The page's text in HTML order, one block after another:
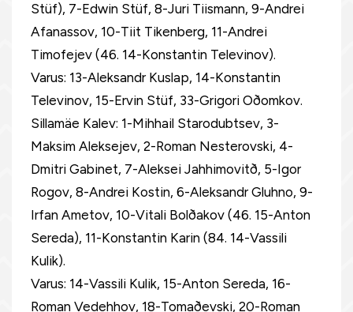
Stüf), 7-Edwin Stüf, 8-Juri Tiismann, 9-Andrei
Afanassov, 10-Tiit Tikenberg, 11-Andrei
Timofejev (46. 14-Konstantin Televinov).
Varus: 13-Aleksandr Kuslap, 14-Konstantin
Televinov, 15-Ervin Stüf, 33-Grigori Oðomkov.
Sillamäe Kalev: 1-Mihhail Starodubtsev, 3-
Maksim Aleksejev, 2-Roman Nesterovski, 4-
Dmitri Gabinet, 7-Aleksei Jahhimovitð, 5-Igor
Rogov, 8-Andrei Kostin, 6-Aleksandr Gluhno, 9-
Irfan Ametov, 10-Vitali Bolðakov (46. 15-Anton
Sereda), 11-Konstantin Karin (84. 14-Vassili
Kulik).
Varus: 14-Vassili Kulik, 15-Anton Sereda, 16-
Roman Vedehhov, 18-Tomaðevski, 20-Roman